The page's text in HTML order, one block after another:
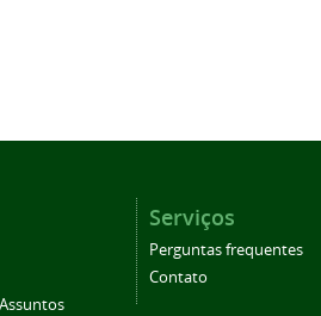
Serviços
Perguntas frequentes
Contato